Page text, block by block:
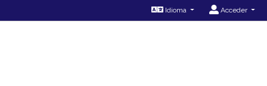
Idioma Acceder